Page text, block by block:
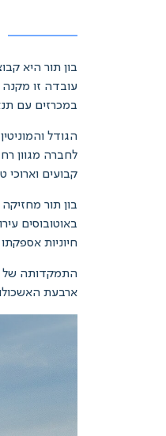
בון תור היא
עובדה זו מקנה
במכרזים עם
הגודל
לחברה מגוון
קבועים וארוכי
חיוניות
התמקדותה של
ארבעת